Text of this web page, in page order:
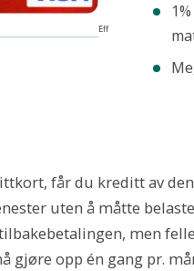
Eff
får du kreditt av
uten å måtte
men
gjøre opp én gang pr.